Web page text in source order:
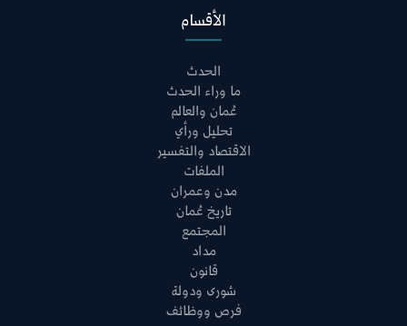
الأقسام
الحدث
ما وراء الحدث
عُمان والعالم
تحليل ورأي
الاقتصاد والتفسير
الملفات
مدن وعمران
تاريخ عُمان
المجتمع
مداد
قانون
شورى ودولة
فرص ووظائف